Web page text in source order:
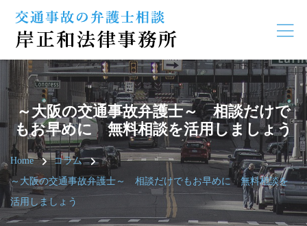
～大阪の交通事故弁護士～ 相談だけで
もお早めに 無料相談を活用しましょう
Home
コラム
～大阪の交通事故弁護士～ 相談だけでもお早めに 無料相談を
活用しましょう